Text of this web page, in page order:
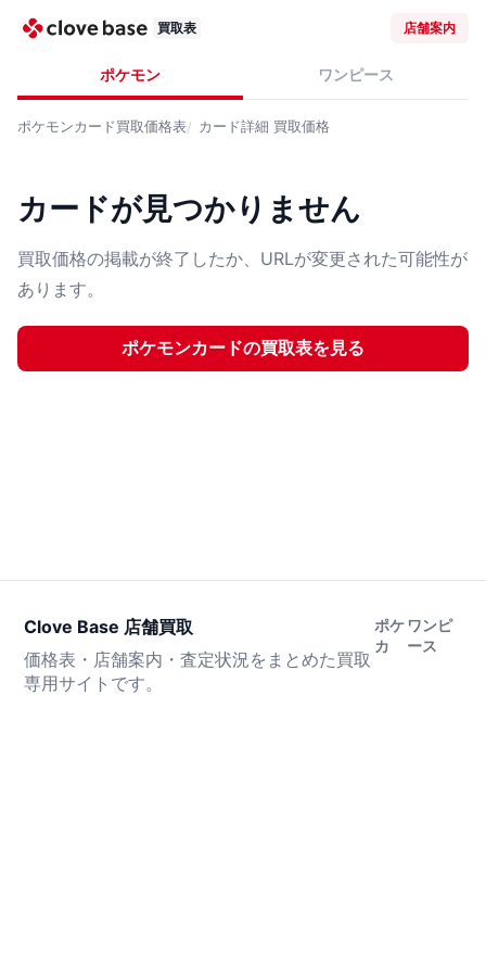
買取表 店舗案内
ポケモン ワンピース
ポケモンカード買取価格表 カード詳細 買取価格
カードが見つかりません
買取価格の掲載が終了したか、URLが変更された可能性が
あります。
ポケモンカードの買取表を見る
Clove Base 店舗買取
価格表・店舗案内・査定状況をまとめた買取
専用サイトです。
ポケ
カ
ワンピ
ース